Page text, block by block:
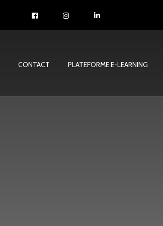
CONTACT PLATEFORME E-LEARNING